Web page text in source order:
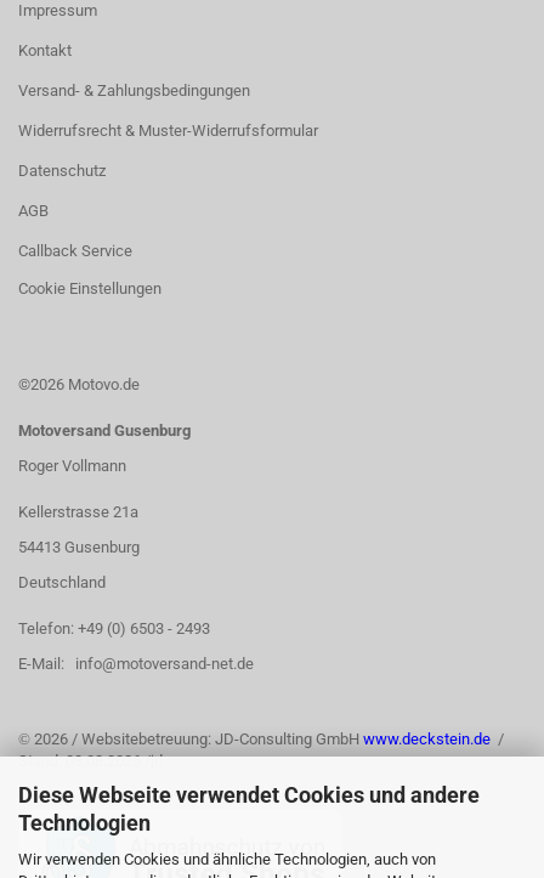
Diese Webseite verwendet Cookies und andere
Technologien
Wir verwenden Cookies und ähnliche Technologien, auch von
Impressum
Kontakt
Versand- & Zahlungsbedingungen
Widerrufsrecht & Muster-Widerrufsformular
Datenschutz
AGB
Callback Service
Cookie Einstellungen
©2026 Motovo.de
Motoversand Gusenburg
Roger Vollmann
Kellerstrasse 21a
54413 Gusenburg
Deutschland
Telefon: +49 (0) 6503 - 2493
E-Mail: info@motoversand-net.de
© 2026 / Websitebetreuung: JD-Consulting GmbH www.deckstein.de /
Stand: 03.08.2026 /jd